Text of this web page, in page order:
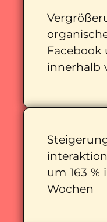
Facebook
innerhalb
um 163 %
Wochen